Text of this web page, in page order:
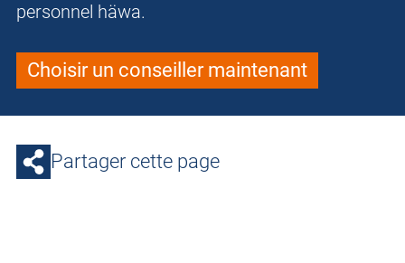
personnel häwa.
Choisir un conseiller maintenant
Partager cette page